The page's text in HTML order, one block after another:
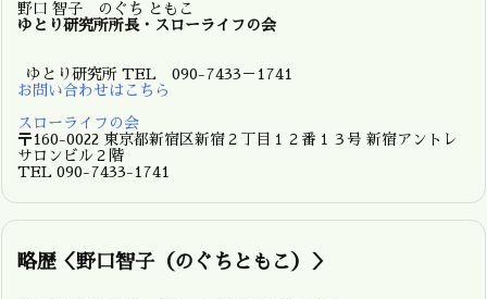
野口 智子 のぐち ともこ
ゆとり研究所所長・スローライフの会
ゆとり研究所 TEL 090-7433－1741
お問い合わせはこちら
スローライフの会
〒160-0022 東京都新宿区新宿２丁目１２番１３号 新宿アントレ
サロンビル２階
TEL 090-7433-1741
略歴＜野口智子（のぐちともこ）＞